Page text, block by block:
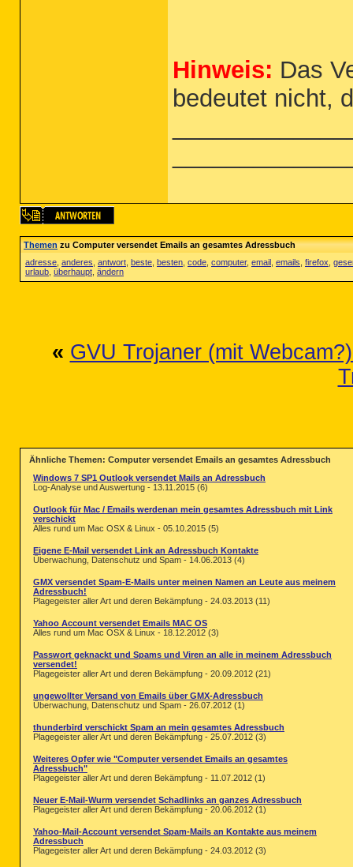
Hinweis: Das
bedeutet nicht,
Themenzu Computer versendet Emails an gesamtes Adressbuch
adresse anderes antwort beste besten code computer, email emails firefox
urlaub überhaupt ändern
« GVU Trojaner (mit
Ähnliche Themen: Computer versendet Emails an gesamtes Adressbuch
Windows 7 SP1 Outlook versendet Mails an Adressbuch
Log-Analyse und Auswertung - 13.11.2015 (6)
Outlook für Mac / Emails werdenan mein gesamtes Adressbuch mit Link
verschickt
Alles rund um Mac OSX & Linux - 05.10.2015 (5)
Eigene E-Mail versendet Link an Adressbuch Kontakte
Überwachung, Datenschutz und Spam - 14.06.2013 (4)
GMX versendet Spam-E-Mails unter meinen Namen an Leute aus meinem
Adressbuch!
Plagegeister aller Art und deren Bekämpfung - 24.03.2013 (11)
Yahoo Account versendet Emails MAC OS
Alles rund um Mac OSX & Linux - 18.12.2012 (3)
Passwort geknackt und Spams und Viren an alle in meinem Adressbuch
versendet!
Plagegeister aller Art und deren Bekämpfung - 20.09.2012 (21)
ungewollter Versand von Emails über GMX-Adressbuch
Überwachung, Datenschutz und Spam - 26.07.2012 (1)
thunderbird verschickt Spam an mein gesamtes Adressbuch
Plagegeister aller Art und deren Bekämpfung - 25.07.2012 (3)
Weiteres Opfer wie "Computer versendet Emails an gesamtes
Adressbuch"
Plagegeister aller Art und deren Bekämpfung - 11.07.2012 (1)
Neuer E-Mail-Wurm versendet Schadlinks an ganzes Adressbuch
Plagegeister aller Art und deren Bekämpfung - 20.06.2012 (1)
Yahoo-Mail-Account versendet Spam-Mails an Kontakte aus meinem
Adressbuch
Plagegeister aller Art und deren Bekämpfung - 24.03.2012 (3)